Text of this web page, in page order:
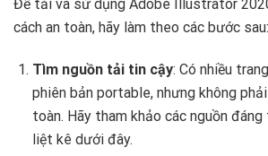
Để tải và sử dụng Adobe Illustrator
cách an toàn, hãy làm theo các bước sau:
Tìm nguồn tải tin cậy: Có nhiều
phiên bản portable, nhưng không
toàn. Hãy tham khảo các nguồn
liệt kê dưới đây.